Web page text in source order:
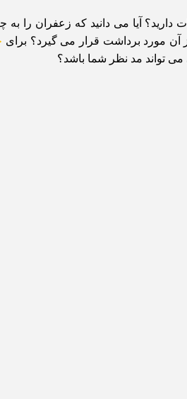
دارید؟ آیا می دانید که زعفران را
مورد برداشت قرار می گیرد؟ برای
تواند مد نظر شما باشد؟